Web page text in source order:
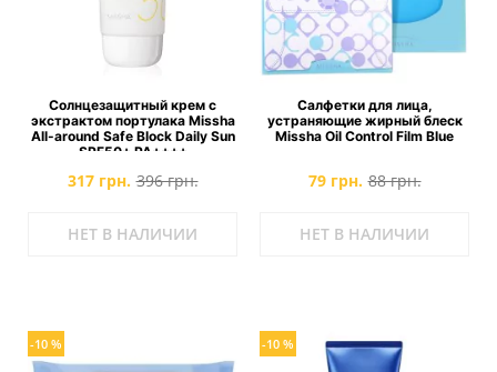
Солнцезащитный крем с
экстрактом портулака Missha
All-around Safe Block Daily Sun
SPF50+ PA++++
317 грн. 396 грн.
НЕТ В НАЛИЧИИ
Салфетки для лица,
устраняющие жирный блеск
Missha Oil Control Film Blue
79 грн. 88 грн.
НЕТ В НАЛИЧИИ
-10 % -10 %